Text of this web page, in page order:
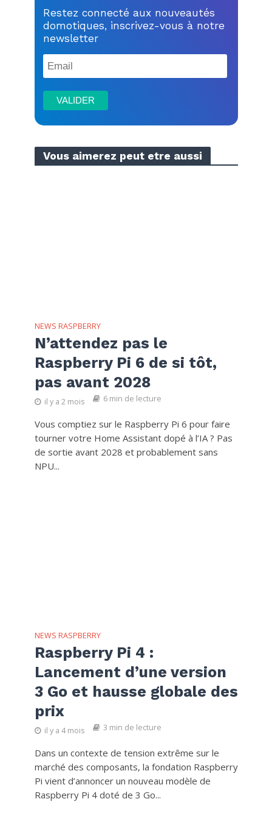
Restez connecté aux nouveautés
domotiques, inscrivez-vous à notre
newsletter
Vous aimerez peut etre aussi
NEWS RASPBERRY
N’attendez pas le
Raspberry Pi 6 de si tôt,
pas avant 2028
il y a 2 mois 6 min de lecture
Vous comptiez sur le Raspberry Pi 6 pour faire
tourner votre Home Assistant dopé à l’IA ? Pas
de sortie avant 2028 et probablement sans
NPU...
NEWS RASPBERRY
Raspberry Pi 4 :
Lancement d’une version
3 Go et hausse globale des
prix
il y a 4 mois 3 min de lecture
Dans un contexte de tension extrême sur le
marché des composants, la fondation Raspberry
Pi vient d’annoncer un nouveau modèle de
Raspberry Pi 4 doté de 3 Go...